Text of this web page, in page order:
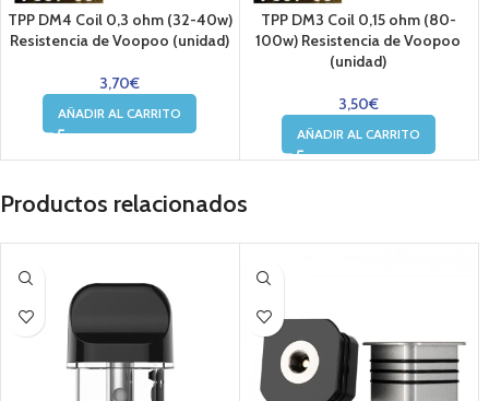
TPP DM4 Coil 0,3 ohm (32-40w)
Resistencia de Voopoo (unidad)
3,70€
AÑADIR AL CARRITO
TPP DM3 Coil 0,15 ohm (80-
100w) Resistencia de Voopoo
(unidad)
3,50€
AÑADIR AL CARRITO
Productos relacionados